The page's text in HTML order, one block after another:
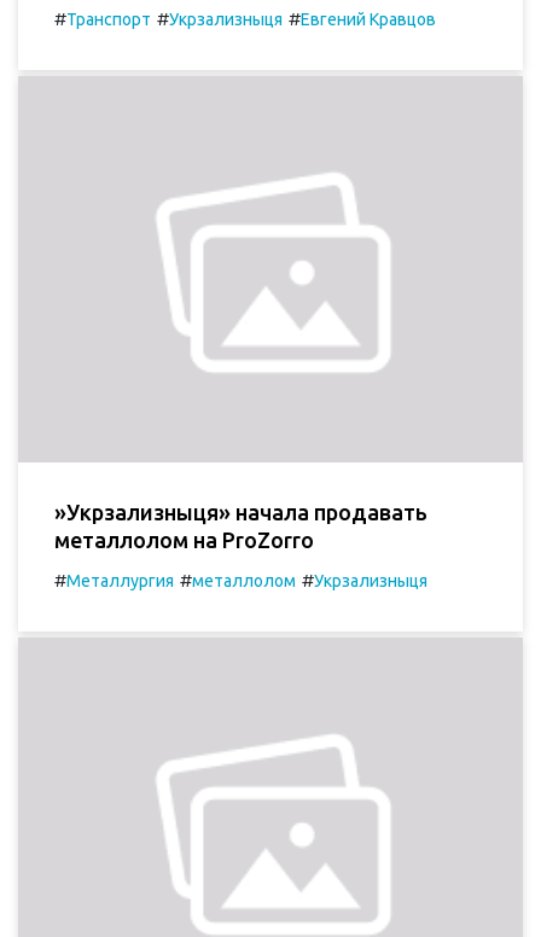
#Транспорт #Укрзализныця #Евгений Кравцов
»Укрзализныця» начала продавать
металлолом на ProZorro
#Металлургия #металлолом #Укрзализныця